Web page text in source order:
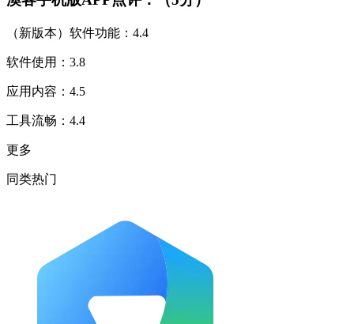
（新版本）软件功能：4.4
软件使用：3.8
应用内容：4.5
工具流畅：4.4
更多
同类热门